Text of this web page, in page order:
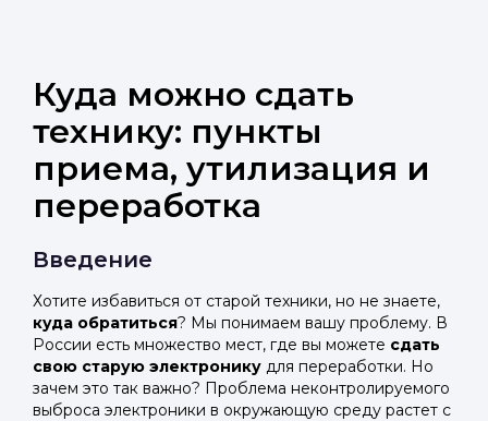
Куда можно сдать
технику: пункты
приема, утилизация и
переработка
Введение
Хотите избавиться от старой техники, но не знаете,
куда обратиться? Мы понимаем вашу проблему. В
России есть множество мест, где вы можете сдать
свою старую электронику для переработки. Но
зачем это так важно? Проблема неконтролируемого
выброса электроники в окружающую среду растет с